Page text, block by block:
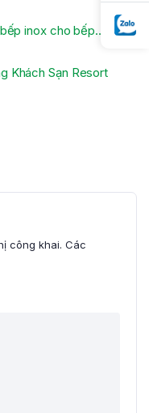
inox cho bếp…
Khách Sạn Resort
công khai. Các